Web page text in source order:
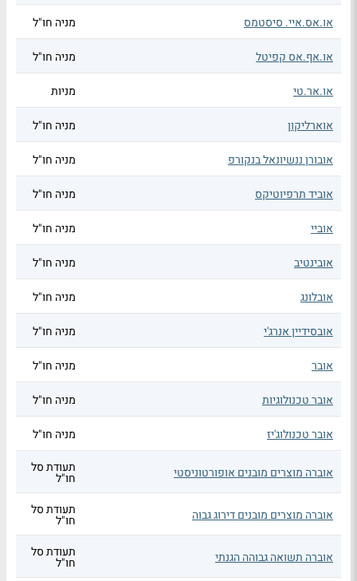
או.אס.איי. סיסטמס מניה חו"ל
או.אף.אס קפיטל מניה חו"ל
או.אר.טי מניות
אוארליקון מניה חו"ל
אובורן ננשיונאל בנקורפ מניה חו"ל
אוביד תרפיוטיקס מניה חו"ל
אוביי מניה חו"ל
אובינטיב מניה חו"ל
אובלונג מניה חו"ל
אובסידיין אנרג'י מניה חו"ל
אובר מניה חו"ל
אובר טכנולוגיות מניה חו"ל
אובר טכנולוג'יז מניה חו"ל
אוברה מוצרים מובנים אופורטוניסטי תעודת סל
חו"ל
אוברה מוצרים מובנים דירוג גבוה תעודת סל
חו"ל
אוברה תשואה גבוהה הגנתי תעודת סל
חו"ל